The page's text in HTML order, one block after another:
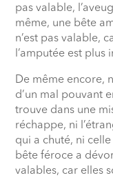
pas valable,
même, une bête
n’est pas valable,
l’amputée est plus
De même encore,
d’un mal pouvant
trouve dans une
réchappe, ni
qui a chuté, ni
bête féroce a
valables, car elles